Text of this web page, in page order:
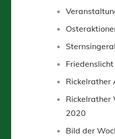
Rickelrather
Rickelrather
2020
Bild der